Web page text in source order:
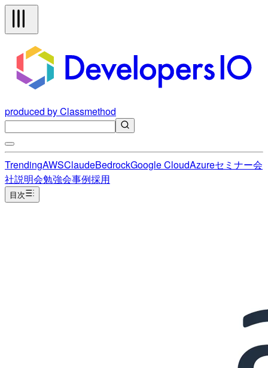
produced by Classmethod
TrendingAWSClaudeBedrockGoogle CloudAzureセミナー会
社説明会勉強会事例採用
目次